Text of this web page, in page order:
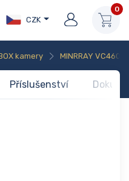
CZK
0
kamery MINRRAY VC460
Příslušenství